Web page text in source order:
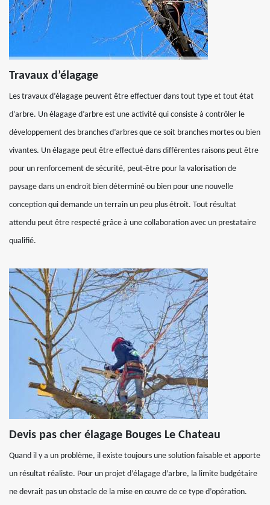
Travaux d’élagage
Les travaux d’élagage peuvent être effectuer dans tout type et tout état
d’arbre. Un élagage d’arbre est une activité qui consiste à contrôler le
développement des branches d’arbres que ce soit branches mortes ou bien
vivantes. Un élagage peut être effectué dans différentes raisons peut être
pour un renforcement de sécurité, peut-être pour la valorisation de
paysage dans un endroit bien déterminé ou bien pour une nouvelle
conception qui demande un terrain un peu plus étroit. Tout résultat
attendu peut être respecté grâce à une collaboration avec un prestataire
qualifié.
Devis pas cher élagage Bouges Le Chateau
Quand il y a un problème, il existe toujours une solution faisable et apporte
un résultat réaliste. Pour un projet d’élagage d’arbre, la limite budgétaire
ne devrait pas un obstacle de la mise en œuvre de ce type d’opération.